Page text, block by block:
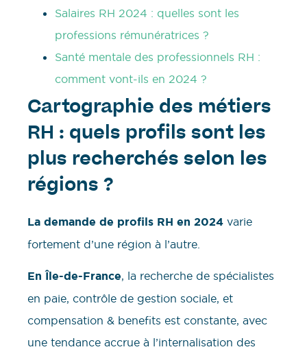
Salaires RH 2024 : quelles sont les
professions rémunératrices ?
Santé mentale des professionnels RH :
comment vont-ils en 2024 ?
Cartographie des métiers
RH : quels profils sont les
plus recherchés selon les
régions ?
La demande de profils RH en 2024 varie
fortement d’une région à l’autre.
En Île-de-France, la recherche de spécialistes
en paie, contrôle de gestion sociale, et
compensation & benefits est constante, avec
une tendance accrue à l’internalisation des